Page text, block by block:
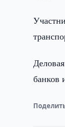
банков